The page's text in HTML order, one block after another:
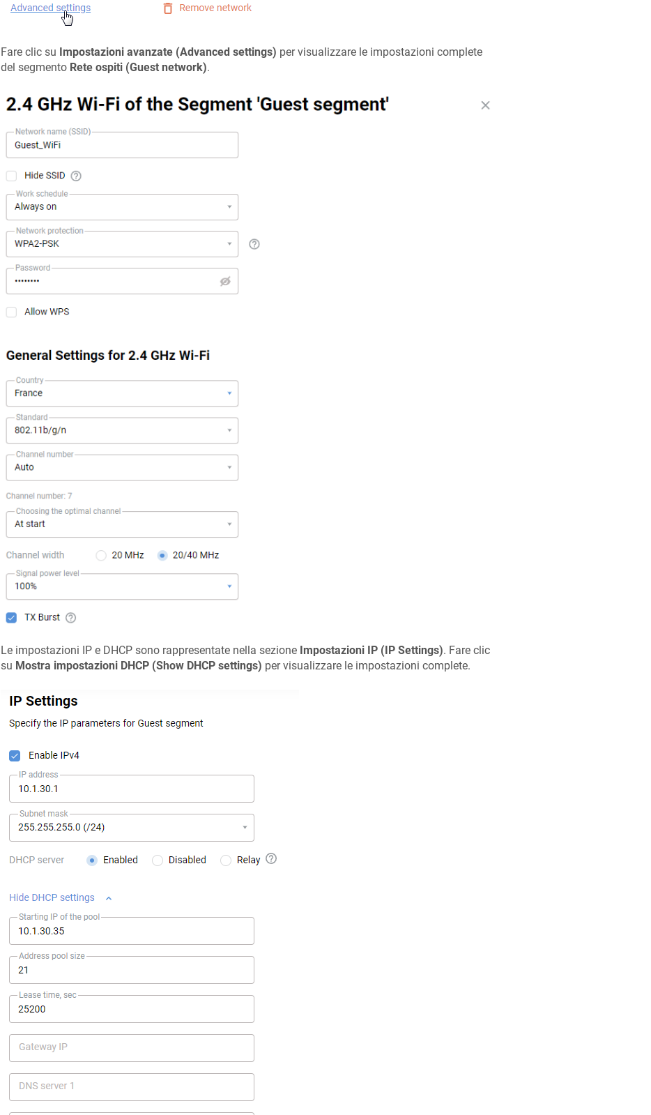
Fare clic su Impostazioni avanzate (Advanced settings) per visualizzare le impostazioni complete
del segmento Rete ospiti (Guest network).
Le impostazioni IP e DHCP sono rappresentate nella sezione Impostazioni IP (IP Settings). Fare clic
su Mostra impostazioni DHCP (Show DHCP settings) per visualizzare le impostazioni complete.